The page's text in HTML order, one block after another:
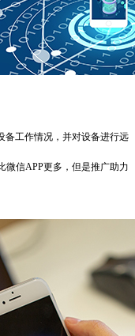
备工作情况，并对设备进行远
微信APP更多，但是推广助力